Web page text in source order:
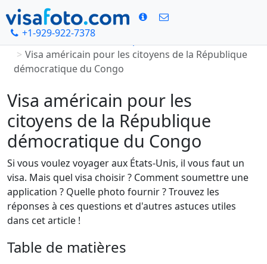
+1-929-922-7378
Accueil
Photo d`identité pour le visa américain
Visa américain pour les citoyens de la République
démocratique du Congo
Visa américain pour les
citoyens de la République
démocratique du Congo
Si vous voulez voyager aux États-Unis, il vous faut un
visa. Mais quel visa choisir ? Comment soumettre une
application ? Quelle photo fournir ? Trouvez les
réponses à ces questions et d'autres astuces utiles
dans cet article !
Table de matières